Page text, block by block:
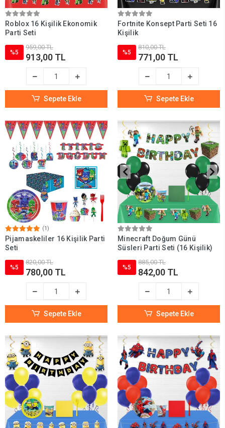
Roblox 16 Kişilik Ekonomik
Parti Seti
%5
959,00 TL
913,00 TL
Sepete Ekle
Fortnite Konsept Parti Seti 16
Kişilik
%5
810,00 TL
771,00 TL
Sepete Ekle
(1)
Pijamaskeliler 16 Kişilik Parti
Seti
%5
820,00 TL
780,00 TL
Sepete Ekle
Minecraft Doğum Günü
Süsleri Parti Seti (16 Kişilik)
%5
885,00 TL
842,00 TL
Sepete Ekle